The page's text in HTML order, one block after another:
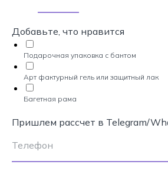
Добавьте, что нравится
Подарочная упаковка с бантом
Арт фактурный гель или защитный лак
Багетная рама
Пришлем рассчет в Telegram/